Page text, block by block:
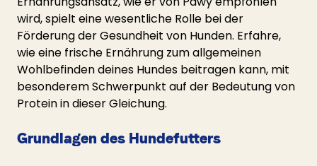
wird, spielt eine wesentliche Rolle bei der
Förderung der Gesundheit von Hunden. Erfahre,
wie eine frische Ernährung zum allgemeinen
Wohlbefinden deines Hundes beitragen kann, mit
besonderem Schwerpunkt auf der Bedeutung von
Protein in dieser Gleichung.
Grundlagen des Hundefutters